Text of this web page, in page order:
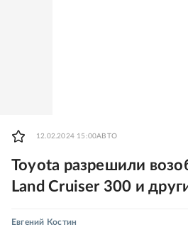
12.02.2024 15:00АВТО
Toyota разрешили
Land Cruiser 300 и
Евгений Костин